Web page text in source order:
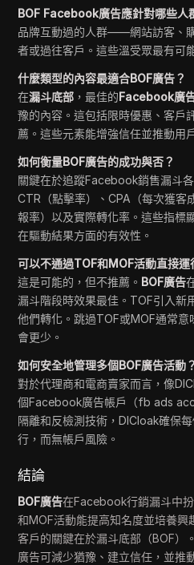
BOF Facebook廣告應針對哪些人
品牌互動過的人群——網站訪客、
者或過往客戶。這些溫受眾最有可
什麼類型的內容最適合BOF廣告？
在漏斗底部 ，最佳的Facebook廣
豫的內容。這包括限時優惠、客戶
薦。這些元素能增強信任並推動用
如何衡量BOF廣告的成功與否？
關鍵在於追蹤Facebook銷售漏斗
CTR（點擊率）、CPA（每次獲客
報率）以及實際轉化率。這些指標
在驅動結果方面的有效性。
可以不通過TOF和MOF活動直接運
這是可能的，但不推薦。 BOF廣告
漏斗階段時效果最佳。TOF引入新
他們轉化。跳過TOF或MOF通常意
會更少。
如何安全地管理多個BOF廣告活動？
對於代理商和電商賣家而言，像
個Facebook廣告帳戶（fb ads
隔離和反檢測技術，DICloak確保
行，而無帳戶風險。
結論
BOF廣告在Facebook行銷漏斗中
和MOF活動能提高知名度並培養
客戶的關鍵在於漏斗底部（BOF）
廣告可減少猶豫、建立信任，並推